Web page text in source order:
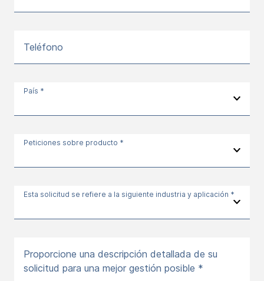
Teléfono
País *
Peticiones sobre producto *
Esta solicitud se refiere a la siguiente industria y aplicación *
Proporcione una descripción detallada de su
solicitud para una mejor gestión posible *